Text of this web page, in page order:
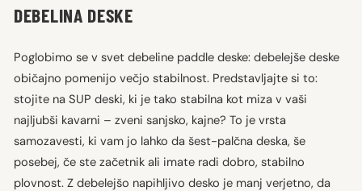
DEBELINA DESKE
Poglobimo se v svet debeline paddle deske: debelejše deske
običajno pomenijo večjo stabilnost. Predstavljajte si to:
stojite na SUP deski, ki je tako stabilna kot miza v vaši
najljubši kavarni – zveni sanjsko, kajne? To je vrsta
samozavesti, ki vam jo lahko da šest-palčna deska, še
posebej, če ste začetnik ali imate radi dobro, stabilno
plovnost. Z debelejšo napihljivo desko je manj verjetno, da